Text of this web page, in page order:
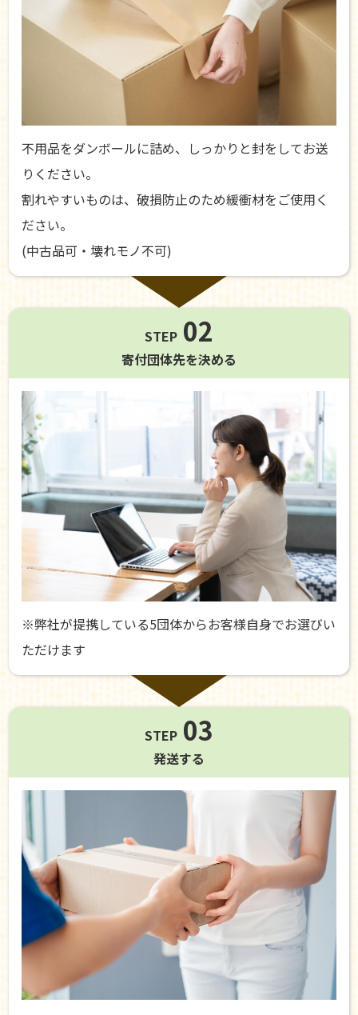
不用品をダンボールに詰め、しっかりと封をしてお送
りください。
割れやすいものは、破損防止のため緩衝材をご使用く
ださい。
(中古品可・壊れモノ不可)
STEP 02
寄付団体先を決める
※弊社が提携している5団体からお客様自身でお選びい
ただけます
STEP 03
発送する